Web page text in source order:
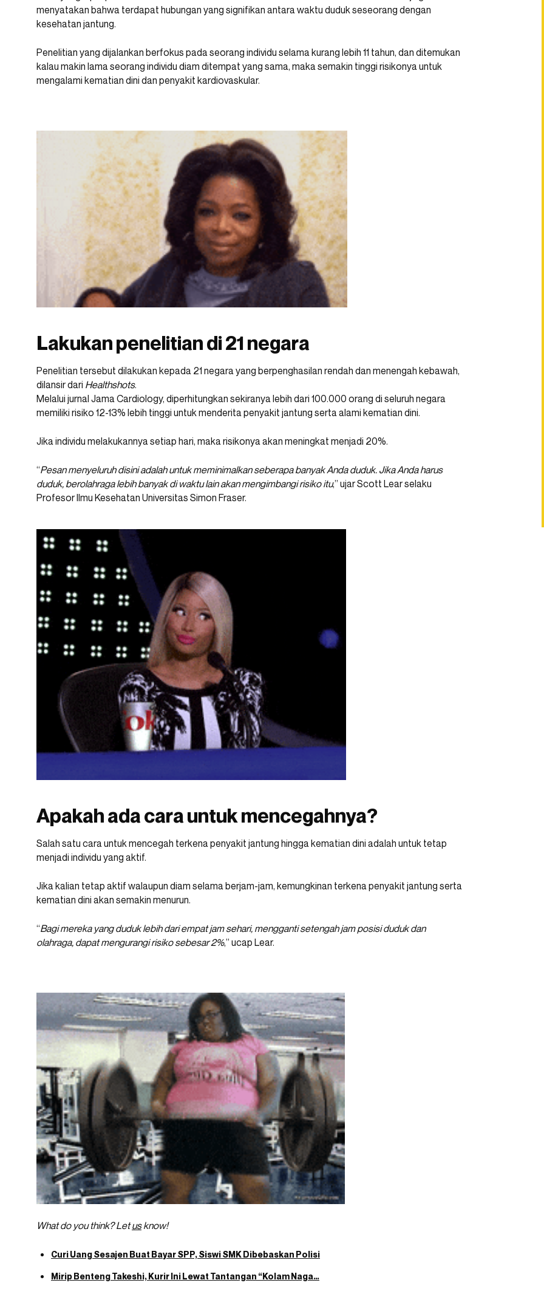
menyatakan bahwa terdapat hubungan yang signifikan antara waktu duduk seseorang dengan
kesehatan jantung.
Penelitian yang dijalankan berfokus pada seorang individu selama kurang lebih 11 tahun, dan ditemukan
kalau makin lama seorang individu diam ditempat yang sama, maka semakin tinggi risikonya untuk
mengalami kematian dini dan penyakit kardiovaskular.
Lakukan penelitian di 21 negara
Penelitian tersebut dilakukan kepada 21 negara yang berpenghasilan rendah dan menengah kebawah,
dilansir dari Healthshots.
Melalui jurnal Jama Cardiology, diperhitungkan sekiranya lebih dari 100.000 orang di seluruh negara
memiliki risiko 12-13% lebih tinggi untuk menderita penyakit jantung serta alami kematian dini.
Jika individu melakukannya setiap hari, maka risikonya akan meningkat menjadi 20%.
“Pesan menyeluruh disini adalah untuk meminimalkan seberapa banyak Anda duduk. Jika Anda harus
duduk, berolahraga lebih banyak di waktu lain akan mengimbangi risiko itu,” ujar Scott Lear selaku
Profesor Ilmu Kesehatan Universitas Simon Fraser.
Apakah ada cara untuk mencegahnya?
Salah satu cara untuk mencegah terkena penyakit jantung hingga kematian dini adalah untuk tetap
menjadi individu yang aktif.
Jika kalian tetap aktif walaupun diam selama berjam-jam, kemungkinan terkena penyakit jantung serta
kematian dini akan semakin menurun.
“Bagi mereka yang duduk lebih dari empat jam sehari, mengganti setengah jam posisi duduk dan
olahraga, dapat mengurangi risiko sebesar 2%,” ucap Lear.
What do you think? Letusknow!
Curi Uang Sesajen Buat Bayar SPP, Siswi SMK Dibebaskan Polisi
Mirip Benteng Takeshi, Kurir Ini Lewat Tantangan “Kolam Naga…